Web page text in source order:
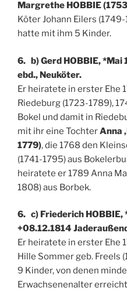
Margrethe HOBBIE
Köter Johann Eilers
hatte mit ihm 5 Kinder.
6. b) Gerd HOBBIE,
ebd., Neuköter.
Er heiratete in erster Ehe
Riedeburg (1723-1789),
Bokel und damit in
mit ihr eine TochterAnna
1779), die 1768 den
(1741-1795) aus
heiratete er 1789 Anna
1808) aus Borbek.
6. c) Friederich HOBBIE,
+08.12.1814
Er heiratete in erster Ehe
Hille Sommer geb. Freels
9 Kinder, von denen
Erwachsenenalter